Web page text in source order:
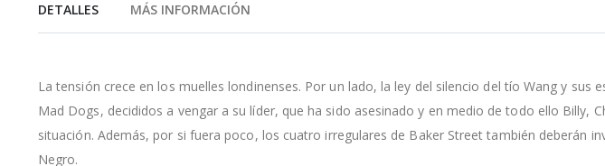
comienzo
la
imágenes
DETALLES
La tensión crece en los muelles londinenses. Por un lado, la ley del silencio del tío Wang y
Mad Dogs, decididos a vengar a su líder, que ha sido asesinado y en medio de todo ello Billy,
situación. Además, por si fuera poco, los cuatro irregulares de Baker Street también deberán
Negro.
MÁS INFORMACIÓN